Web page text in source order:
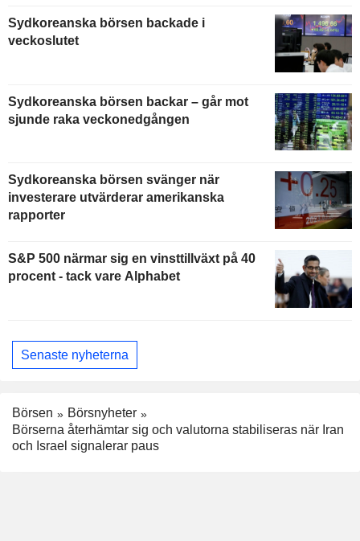
Sydkoreanska börsen backade i
veckoslutet
Sydkoreanska börsen backar – går mot
sjunde raka veckonedgången
Sydkoreanska börsen svänger när
investerare utvärderar amerikanska
rapporter
S&P 500 närmar sig en vinsttillväxt på 40
procent - tack vare Alphabet
Senaste nyheterna
Börsen
Börsnyheter
Börserna återhämtar sig och valutorna stabiliseras när Iran
och Israel signalerar paus